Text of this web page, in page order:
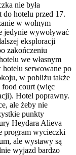
nie była
hotelu przed 17.
w wolnym
jedynie wywoływać
eksploracji
zakończeniu
we własnym
hotelu serwowane po
w pobliżu także
food court (więc
Hotel poprawny.
ale żeby nie
punkty
Heydara Alieva
program wycieczki
ale wystawy są
wyjazd bardzo